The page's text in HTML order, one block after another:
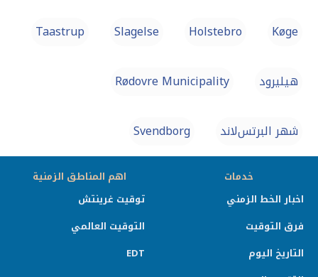
Køge
Holstebro
Slagelse
Taastrup
هيليرود Rødovre Municipality
شهر البرتس‌لاند Svendborg
خدمات
اخبار الخط الزمني
فرق التوقيت
التاريخ اليوم
اهم المناطق الزمنية
توقيت غرينتش
التوقيت العالمي
EDT